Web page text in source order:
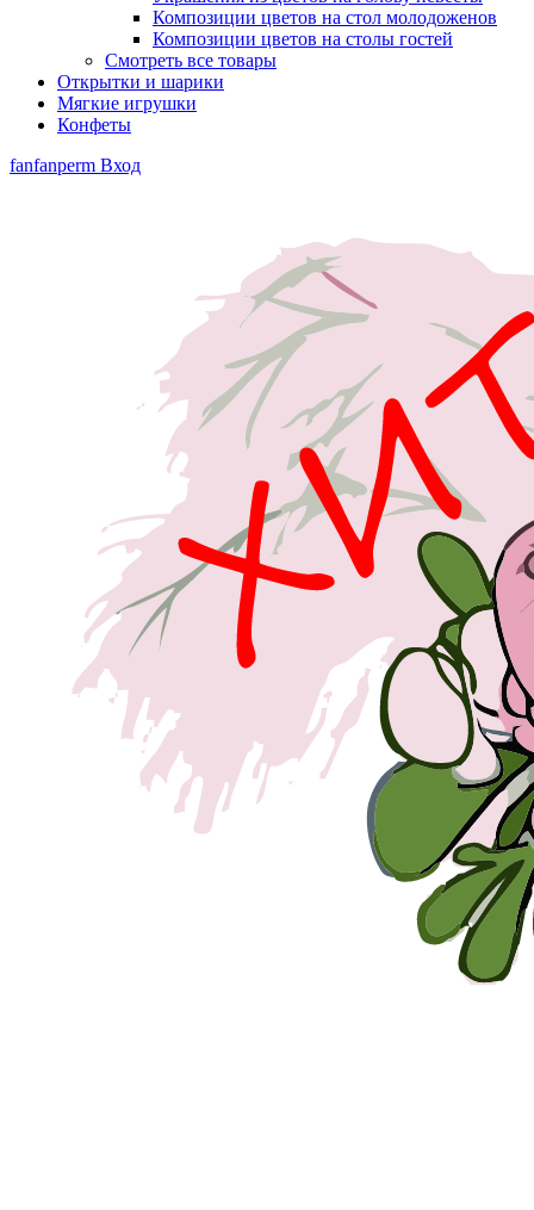
Композиции цветов на стол молодоженов
Композиции цветов на столы гостей
Смотреть все товары
Открытки и шарики
Мягкие игрушки
Конфеты
fanfanperm Вход